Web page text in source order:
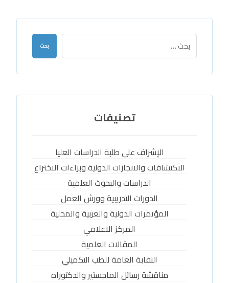
بحث
تصنيفات
الإشراف على طلبة الدراسات العليا
الاكتشافات والانجازات الدولية وبراءات الاختراع
الدراسات والبحوث العلمية
الدورات التدريبية وورش العمل
المؤتمرات الدولية والعربية والمحلية
المركز الاعلامي
المقالات العلمية
النقابة العامة للطب التكميلي
مناقشة رسائل الماجستير والدكتوراه